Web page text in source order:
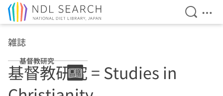
Open
雑誌
基督教研究
基督教研究 = Studies in